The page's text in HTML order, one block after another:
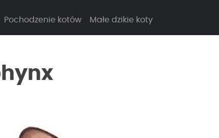
Pochodzenie kotów Małe dzikie koty